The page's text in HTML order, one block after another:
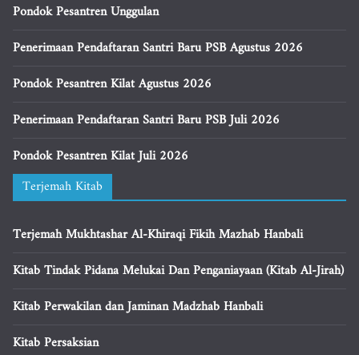
Pondok Pesantren Unggulan
Penerimaan Pendaftaran Santri Baru PSB Agustus 2026
Pondok Pesantren Kilat Agustus 2026
Penerimaan Pendaftaran Santri Baru PSB Juli 2026
Pondok Pesantren Kilat Juli 2026
Terjemah Kitab
Terjemah Mukhtashar Al-Khiraqi Fikih Mazhab Hanbali
Kitab Tindak Pidana Melukai Dan Penganiayaan (Kitab Al-Jirah)
Kitab Perwakilan dan Jaminan Madzhab Hanbali
Kitab Persaksian